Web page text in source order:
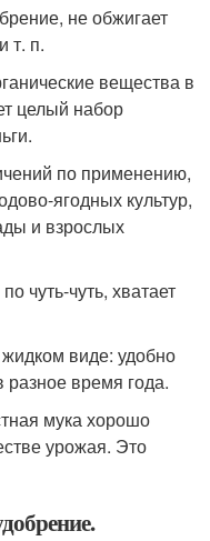
не обжигает
т. п.
вещества в
целый набор
по применению,
ягодных культур,
и взрослых
чуть-чуть, хватает
виде: удобно
разное время года.
мука хорошо
урожая. Это